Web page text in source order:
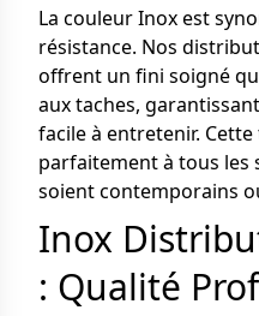
La couleur Inox est
résistance. Nos
offrent un fini soigné
aux taches,
facile à entretenir.
parfaitement à tous les
soient contemporains
Inox
: Qualité